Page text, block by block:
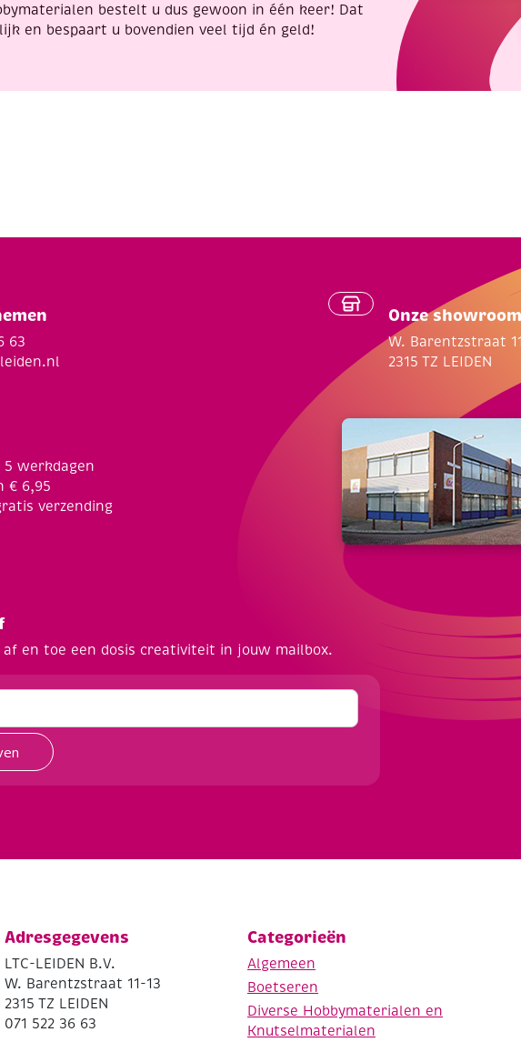
bestelt u dus gewoon in één keer! Dat
en bespaart u bovendien veel tijd én geld!
63
werkdagen
€ 6,95
verzending
Onze showroom
W. Barentzstraat
2315 TZ LEIDEN
en toe een dosis creativiteit in jouw mailbox.
Adresgegevens
LTC-LEIDEN B.V.
W. Barentzstraat 11-13
2315 TZ LEIDEN
071 522 36 63
Categorieën
Algemeen
Boetseren
Diverse Hobbymaterialen en
Knutselmaterialen